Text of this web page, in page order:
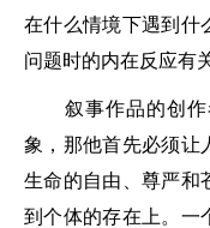
在什么情境下遇到什
问题时的内在反应有
叙事作品的创作
象，那他首先必须让
生命的自由、尊严和
到个体的存在上。一